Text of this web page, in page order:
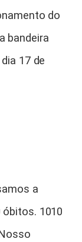
do
bandeira
17 de
a
1010